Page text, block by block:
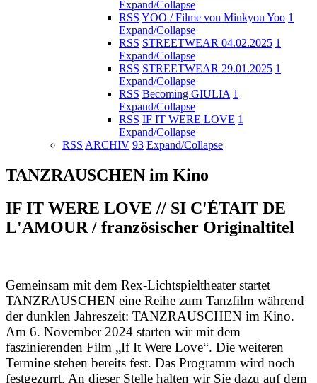
Expand/Collapse
RSS YOO / Filme von Minkyou Yoo 1
Expand/Collapse
RSS STREETWEAR 04.02.2025 1
Expand/Collapse
RSS STREETWEAR 29.01.2025 1
Expand/Collapse
RSS Becoming GIULIA 1
Expand/Collapse
RSS IF IT WERE LOVE 1
Expand/Collapse
RSS ARCHIV 93 Expand/Collapse
TANZRAUSCHEN im Kino
IF IT WERE LOVE // SI C'ÉTAIT DE
L'AMOUR / französischer Originaltitel
Gemeinsam mit dem Rex-Lichtspieltheater startet
TANZRAUSCHEN eine Reihe zum Tanzfilm während
der dunklen Jahreszeit: TANZRAUSCHEN im Kino.
Am 6. November 2024 starten wir mit dem
faszinierenden Film „If It Were Love“. Die weiteren
Termine stehen bereits fest. Das Programm wird noch
festgezurrt. An dieser Stelle halten wir Sie dazu auf dem